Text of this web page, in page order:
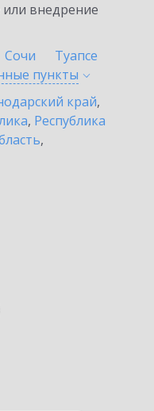
внедрение
Сочи
Туапсе
пункты
край,
, Республика
,